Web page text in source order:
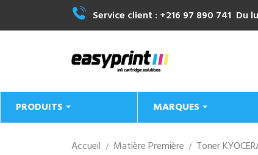
Service client : +216 97 890 741 Du
PRODUITS MARQUES
Accueil Matière Première Toner